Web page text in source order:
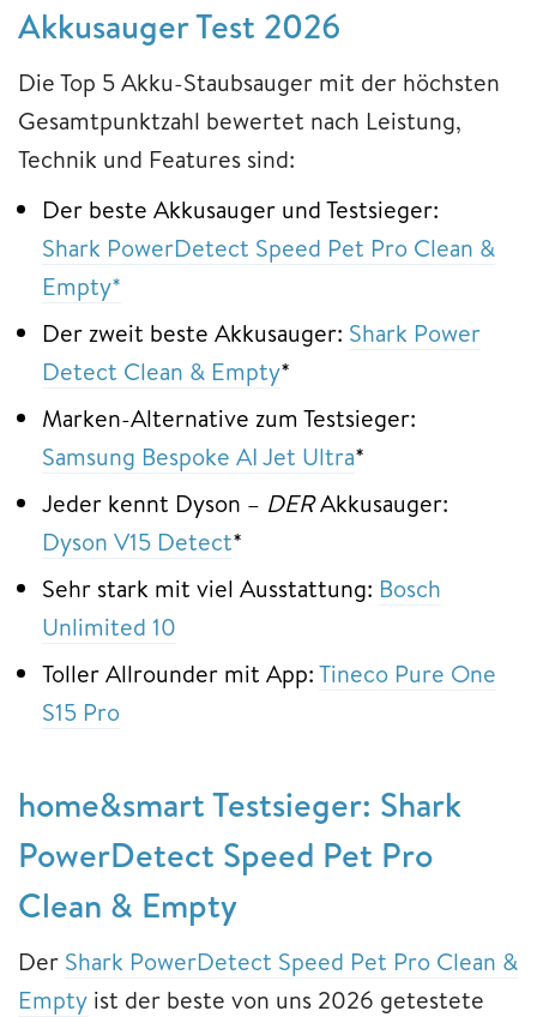
Akkusauger Test 2026
Die Top 5 Akku-Staubsauger mit der höchsten
Gesamtpunktzahl bewertet nach Leistung,
Technik und Features sind:
Der beste Akkusauger und Testsieger:
Shark PowerDetect Speed Pet Pro Clean &
Empty*
Der zweit beste Akkusauger: Shark Power
Detect Clean & Empty*
Marken-Alternative zum Testsieger:
Samsung Bespoke AI Jet Ultra*
Jeder kennt Dyson – DERAkkusauger:
Dyson V15 Detect*
Sehr stark mit viel Ausstattung: Bosch
Unlimited 10
Toller Allrounder mit App:Tineco Pure One
S15 Pro
home&smart Testsieger: Shark
PowerDetect Speed Pet Pro
Clean & Empty
Der Shark PowerDetect Speed Pet Pro Clean &
Empty ist der beste von uns 2026 getestete